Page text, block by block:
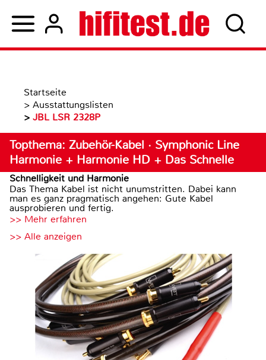
Startseite
> Ausstattungslisten
> JBL LSR 2328P
Topthema: Zubehör-Kabel · Symphonic Line
Harmonie + Harmonie HD + Das Schnelle
Schnelligkeit und Harmonie
Das Thema Kabel ist nicht unumstritten. Dabei kann
man es ganz pragmatisch angehen: Gute Kabel
ausprobieren und fertig.
>> Mehr erfahren
>> Alle anzeigen